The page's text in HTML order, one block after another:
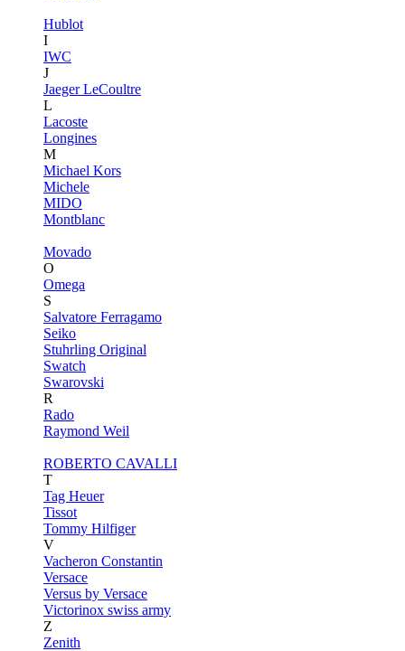
Hublot
I
IWC
J
Jaeger LeCoultre
L
Lacoste
Longines
M
Michael Kors
Michele
MIDO
Montblanc
Movado
O
Omega
S
Salvatore Ferragamo
Seiko
Stuhrling Original
Swatch
Swarovski
R
Rado
Raymond Weil
ROBERTO CAVALLI
T
Tag Heuer
Tissot
Tommy Hilfiger
V
Vacheron Constantin
Versace
Versus by Versace
Victorinox swiss army
Z
Zenith